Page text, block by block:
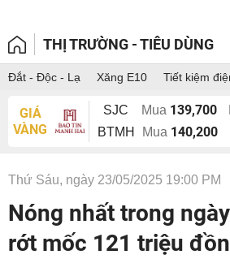
THỊ TRƯỜNG - TIÊU DÙNG
Đắt - Độc - Lạ Xăng E10 Tiết kiệm
GIÁ
VÀNG
SJC Mua 139,700
BTMH Mua 140,200
Thứ Sáu, ngày 23/05/2025 19:00 PM
Nóng nhất trong
rớt mốc 121 triệu